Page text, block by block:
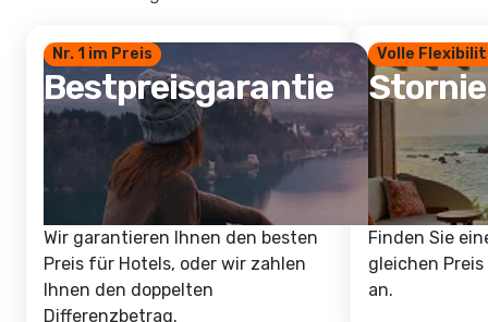
Nr. 1 im Preis
Bestpreisgarantie
Wir garantieren Ihnen den besten
Preis für Hotels, oder wir zahlen
Ihnen den doppelten
Differenzbetrag.
Volle
Finden Sie
gleichen
an.